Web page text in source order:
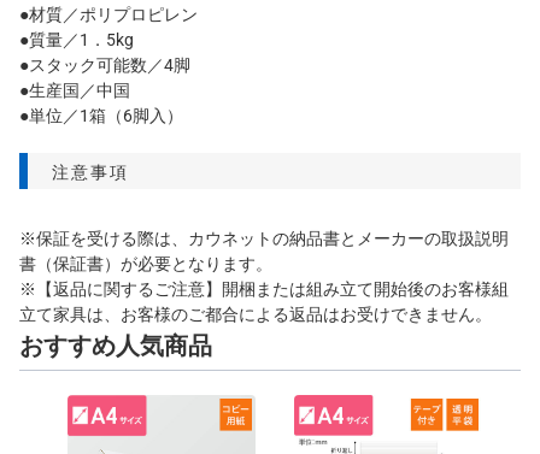
●材質／ポリプロピレン
●質量／1．5kg
●スタック可能数／4脚
●生産国／中国
●単位／1箱（6脚入）
注意事項
※保証を受ける際は、カウネットの納品書とメーカーの取扱説明
書（保証書）が必要となります。
※【返品に関するご注意】開梱または組み立て開始後のお客様組
立て家具は、お客様のご都合による返品はお受けできません。
おすすめ人気商品